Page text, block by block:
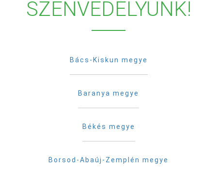
SZENVEDÉLYÜNK!
Bács-Kiskun megye
Baranya megye
Békés megye
Borsod-Abaúj-Zemplén megye